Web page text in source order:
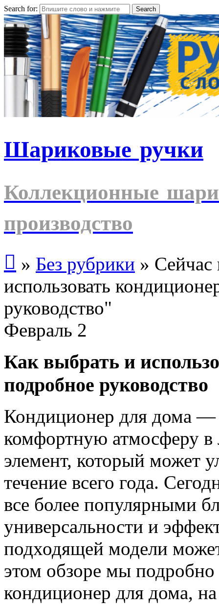
Search for:
Шариковые ручки
Коллекционные
производство
 » Без рубрики » Сейчас
использовать
руководство"
Февраль 2
Как выбрать и
подробное руководство
Кондиционер для дома —
комфортную атмосферу
элемент, который может
течение всего года.
все более популярными
универсальности и
подходящей модели
этом обзоре мы
кондиционер для дома,